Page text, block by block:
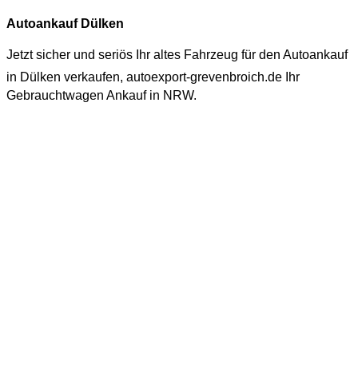
Autoankauf Dülken
Jetzt sicher und seriös Ihr altes Fahrzeug für den Autoankauf
in Dülken verkaufen, autoexport-grevenbroich.de Ihr
Gebrauchtwagen Ankauf in NRW.